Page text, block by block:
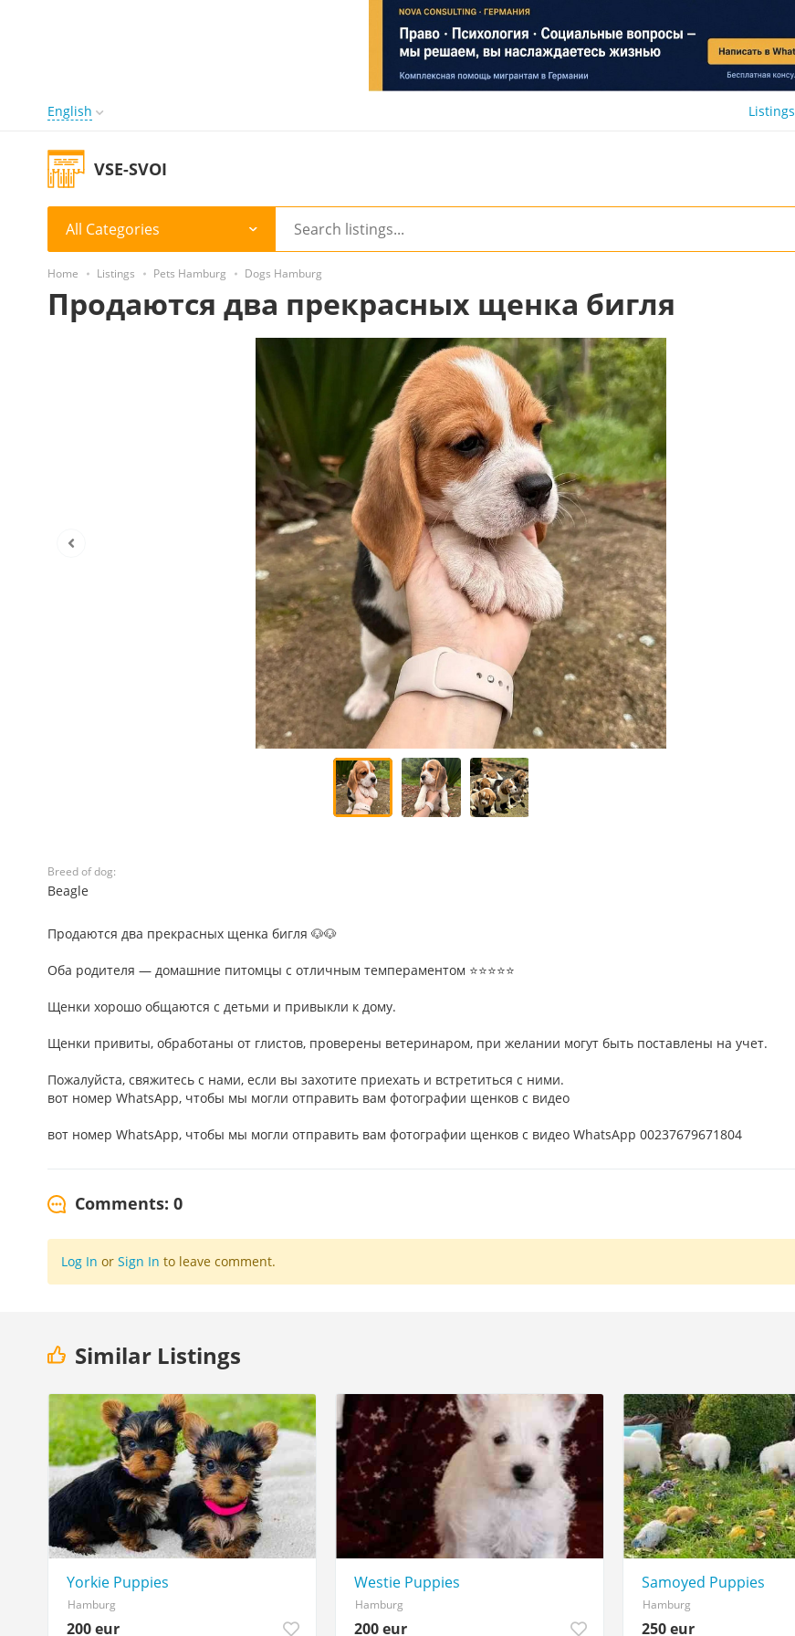
English Listings
VSE-SVOI
All Categories
Home Listings Pets Hamburg Dogs Hamburg
Продаются два прекрасных щенка бигля
Breed of dog:
Beagle
Продаются два прекрасных щенка бигля 🐶🐶
Оба родителя — домашние питомцы с отличным темпераментом ⭐️⭐️⭐️⭐️⭐️
Щенки хорошо общаются с детьми и привыкли к дому.
Щенки привиты, обработаны от глистов, проверены ветеринаром, при желании могут быть поставлены на учет.
Пожалуйста, свяжитесь с нами, если вы захотите приехать и встретиться с ними.
вот номер WhatsApp, чтобы мы могли отправить вам фотографии щенков с видео
вот номер WhatsApp, чтобы мы могли отправить вам фотографии щенков с видео WhatsApp 00237679671804
Comments: 0
Log In or Sign In to leave comment.
Similar Listings
Yorkie Puppies
Hamburg
200 eur
Westie Puppies
Hamburg
200 eur
Samoyed Puppies
Hamburg
250 eur